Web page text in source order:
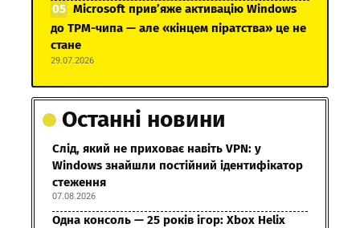
Microsoft прив’яже активацію Windows
до TPM-чипа — але «кінцем піратства» це не
стане
29.07.2026
Останні новини
Слід, який не приховає навіть VPN: у
Windows знайшли постійний ідентифікатор
стеження
07.08.2026
Одна консоль — 25 років ігор: Xbox Helix